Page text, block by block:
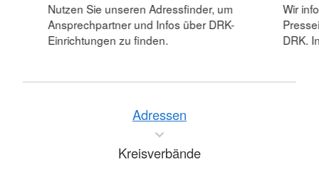
Nutzen Sie unseren Adressfinder, um
Ansprechpartner und Infos über DRK-
Einrichtungen zu finden.
Wir
DRK.
Adressen
Kreisverbände